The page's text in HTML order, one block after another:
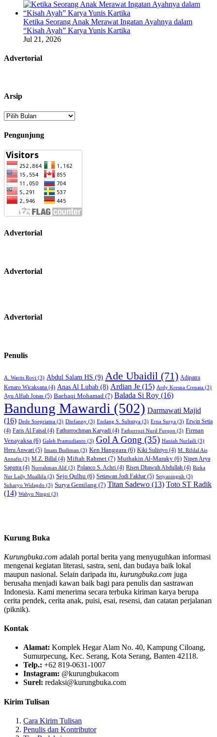
Ketika Seorang Anak Merawat Ingatan Ayahnya dalam
“Kisah Ayah” Karya Yunis Kartika
Jul 21, 2026
Advertorial
Arsip
Arsip
Pengunjung
Advertorial
Advertorial
Advertorial
Penulis
A. Warits Rovi (3) Abdul Salam HS (9) Ade Ubaidil (71) Adipatra
Kenaro Wicaksana (4) Anas Al Lubab (8) Ardian Je (15) Ardy Kresna Crenata (3)
Ayu Alfiah Jonas (5) Baehaqi Mohamad (7) Balada Si Roy (16)
Bandung Mawardi (502) Darmawati Majid
(16) Dede Soepriatna (3) Diofanny (3) Endang S. Sulistiya (3) Erna Surya (3) Erwin Setia
(4) Faris Al Faisal (4) Fathurrochman Karyadi (4) Fathurrozi Nuril Furqon (3) Firman
Venayaksa (6) Galeh Pramudianto (3) Gol A Gong (35) Haniah Nurlaili (3)
Heru Anwari (5) Imam Budiman (3) Ken Hanggara (6) Kiki Sulistyo (4) M. Rifdal Ais
Annafis (3) M.Z. Billal (4) Miftah Rahmet (7) Muthakin Al-Maraky (6) Nipen Arya
Saputra (4) Norrahman Alif (3) Polanco S. Achri (4) Risen Dhawuh Abdullah (4) Rizka
Nur Laily Muallifa (3) Sejo Qulhu (6) Setiawan Jodi Fakhar (5) Setyaningsih (3)
Suharyo Widagdo (3) Surya Gemilang (7) Titan Sadewo (13) Toto ST Radik
(14) Wahyu Ningsi (3)
Kurung Buka
Kurungbuka.com adalah portal berita yang menyuguhkan informasi
mengenai kegiatan literasi, sastra, seni, dan budaya baik lokal
maupun nasional. Selain daripada itu, kurungbuka.com juga
berusaha menjadi kawan baik bagi para penulis dan sastrawan
Indonesia. Kami menerima secara terbuka kiriman karya berupa
cerita pendek, cerita anak, puisi, esai, resensi, dan catatan perjalanan
(piknik).
Kontak
Alamat: Komplek Hegar Alam No. 40, Kampung Ciloang,
Sumurpecung, Kec. Serang, Kota Serang, Banten 42118.
Telp.: +62 819-0631-1007
Instagram: @kurungbukacom
Surel: redaksi@kurungbuka.com
Kirim Tulisan
Cara Kirim Tulisan
Penulis dan Kontributor